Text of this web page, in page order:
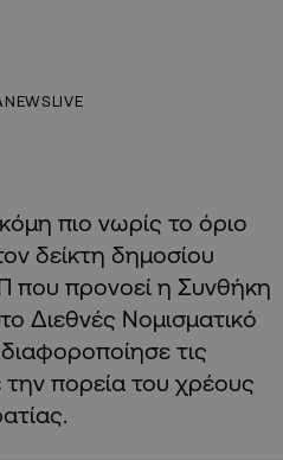
πιο νωρίς το όριο
δείκτη δημοσίου
που προνοεί η Συνθήκη
Διεθνές Νομισματικό
τις
την πορεία του χρέους